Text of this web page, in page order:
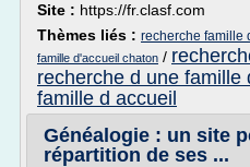
Site : https://fr.clasf.com
Thèmes liés : recherche famille
famille d'accueil chaton /
recherche d une famille
famille d accueil
Généalogie : un site
répartition de ses ...